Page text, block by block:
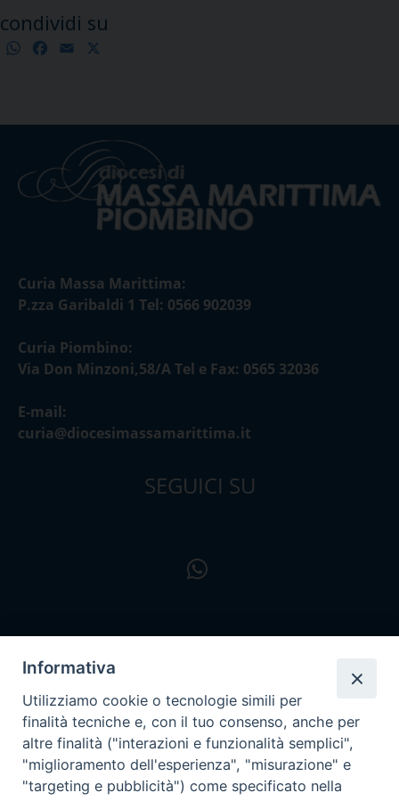
condividi su
WhatsApp
Facebook
Email
Curia Massa Marittima:
P.zza Garibaldi 1 Tel: 0566 902039
Curia Piombino:
Via Don Minzoni,58/A Tel e Fax: 0565 32036
E-mail:
curia@diocesimassamarittima.it
SEGUICI SU
Informativa
Utilizziamo cookie o tecnologie simili per
finalità tecniche e, con il tuo consenso, anche per
altre finalità ("interazioni e funzionalità semplici",
"miglioramento dell'esperienza", "misurazione" e
"targeting e pubblicità") come specificato nella